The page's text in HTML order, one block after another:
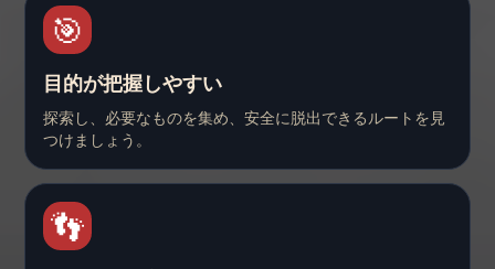
🎯
目的が把握しやすい
探索し、必要なものを集め、安全に脱出できるルートを見
つけましょう。
👣